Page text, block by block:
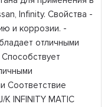
Infinity. Свойства -
и коррозии. -
отличными
Соответствие
INFINITY MATIC